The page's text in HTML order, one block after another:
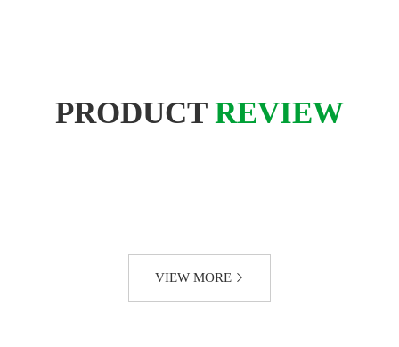
PRODUCT REVIEW
VIEW MORE